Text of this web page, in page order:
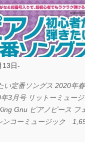
13日-
い定番ソングス 2020年
年3月号 リットーミュー
Gnu ピアノピース
ンコーミュージック